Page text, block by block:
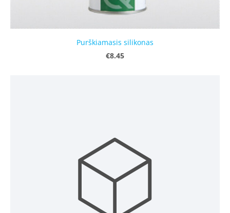
Purškiamasis silikonas
€8.45